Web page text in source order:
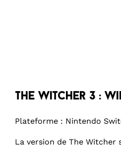
The Witcher 3 :
Plateforme : Nintendo
La version de The Witcher